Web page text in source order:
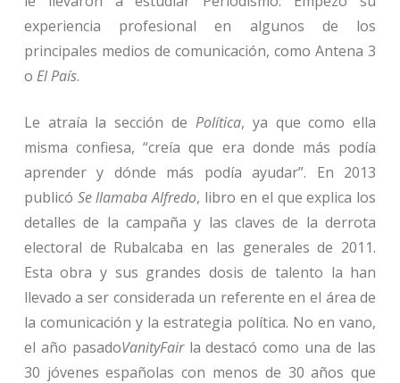
experiencia profesional en algunos de los
principales medios de comunicación, como Antena 3
o El País.
Le atraía la sección de Política, ya que como ella
misma confiesa, “creía que era donde más podía
aprender y dónde más podía ayudar”. En 2013
publicó Se llamaba Alfredo, libro en el que explica los
detalles de la campaña y las claves de la derrota
electoral de Rubalcaba en las generales de 2011.
Esta obra y sus grandes dosis de talento la han
llevado a ser considerada un referente en el área de
la comunicación y la estrategia política. No en vano,
el año pasadoVanityFairla destacó como una de las
30 jóvenes españolas con menos de 30 años que